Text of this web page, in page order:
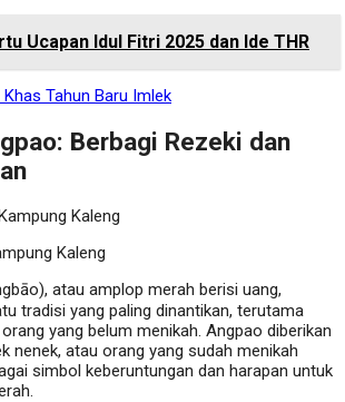
Ucapan Idul Fitri 2025 dan Ide THR
Tahun Baru Imlek
Berbagi Rezeki dan
Kaleng
atau amplop merah berisi uang,
tradisi yang paling dinantikan, terutama
yang belum menikah. Angpao diberikan
nenek, atau orang yang sudah menikah
simbol keberuntungan dan harapan untuk